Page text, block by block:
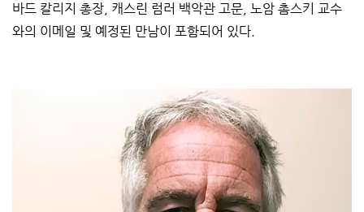
바드 칼리지 총장, 캐스린 럼러 백악관 고문, 노암 촘스키 교수
와의 이메일 및 예정된 만남이 포함되어 있다.